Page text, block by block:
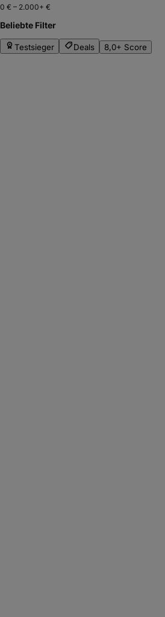
0 € – 2.000+ €
Beliebte Filter
Testsieger Deals 8,0+ Score